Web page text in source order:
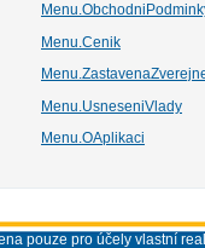
Menu.Cenik
Menu.UsneseniVlady
Menu.OAplikaci
pouze pro účely vlastní